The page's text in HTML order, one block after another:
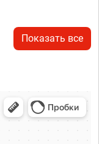
Показать все